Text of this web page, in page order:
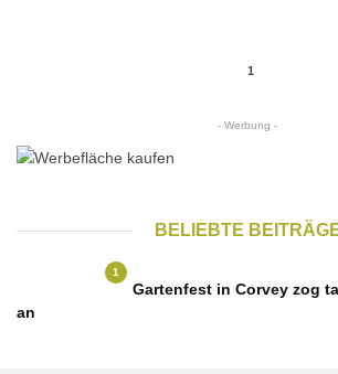
1
- Werbung -
BELIEBTE
1
Gartenfest in Corvey zog
an